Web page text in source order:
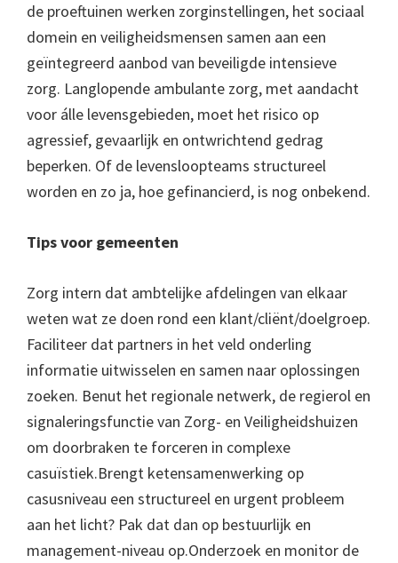
de proeftuinen werken zorginstellingen, het sociaal
domein en veiligheidsmensen samen aan een
geïntegreerd aanbod van beveiligde intensieve
zorg. Langlopende ambulante zorg, met aandacht
voor álle levensgebieden, moet het risico op
agressief, gevaarlijk en ontwrichtend gedrag
beperken. Of de levensloopteams structureel
worden en zo ja, hoe gefinancierd, is nog onbekend.
Tips voor gemeenten
Zorg intern dat ambtelijke afdelingen van elkaar
weten wat ze doen rond een klant/cliënt/doelgroep.
Faciliteer dat partners in het veld onderling
informatie uitwisselen en samen naar oplossingen
zoeken. Benut het regionale netwerk, de regierol en
signaleringsfunctie van Zorg- en Veiligheidshuizen
om doorbraken te forceren in complexe
casuïstiek.Brengt ketensamenwerking op
casusniveau een structureel en urgent probleem
aan het licht? Pak dat dan op bestuurlijk en
management-niveau op.Onderzoek en monitor de